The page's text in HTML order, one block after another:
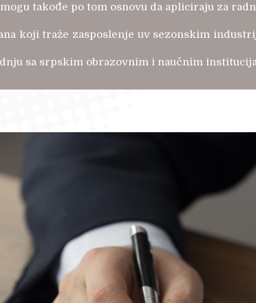
takođe po tom osnovu da apliciraju za
koji traže zasposlenje uv sezonskim
sa srpskim obrazovnim i naučnim